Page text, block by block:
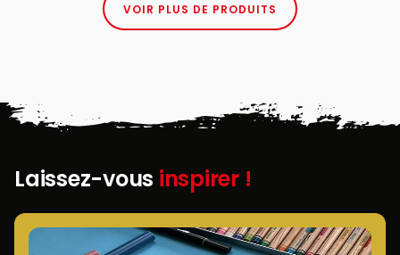
VOIR PLUS DE PRODUITS
Laissez-vous inspirer !